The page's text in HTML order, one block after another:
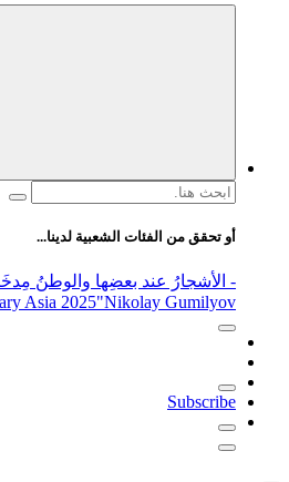
البحث
أو تحقق من الفئات الشعبية لدينا...
- الأشجارُ عند بعضِها والوطنُ
Asia 2025"Nikolay Gumilyov و poet
Subscribe